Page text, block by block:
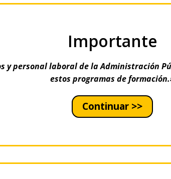
Importante
y personal laboral de la Administración
estos programas de
Continuar >>